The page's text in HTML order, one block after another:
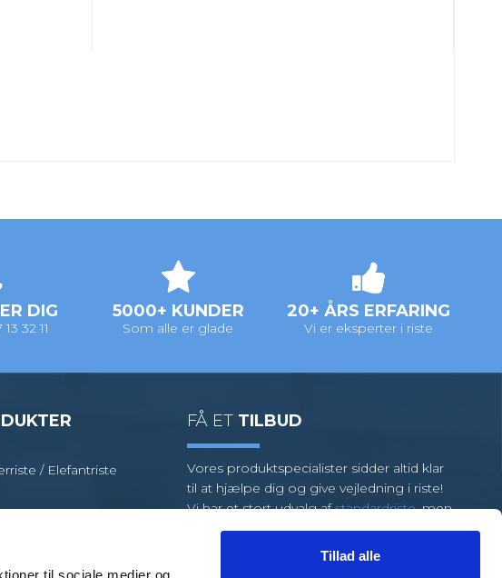
Tillad alle
DIG
32 11
5000+ KUNDER
Som alle er glade
20+ ÅRS ERFARING
Vi er eksperter i riste
/ Elefantriste
FÅ ET TILBUD
Vores produktspecialister sidder altid klar
til at hjælpe dig og give vejledning i riste!
Vi har et stort udvalg afstandardriste, men
kræver din opgave specialriste, så har vi et
team af dygtige medarbejdere klar til at